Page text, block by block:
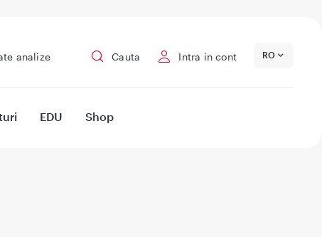
analize Cauta Intra in cont RO
EDU Shop